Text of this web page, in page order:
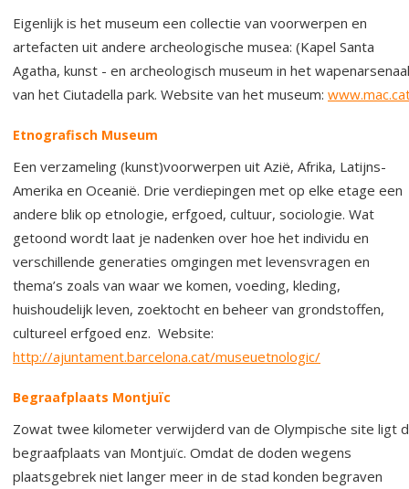
Eigenlijk is het museum een collectie van voorwerpen en
artefacten uit andere archeologische musea: (Kapel Santa
Agatha, kunst - en archeologisch museum in het wapenarsenaal
van het Ciutadella park. Website van het museum:
Etnografisch Museum
Een verzameling (kunst)voorwerpen uit Azië, Afrika, Latijns-
Amerika en Oceanië. Drie verdiepingen met op elke etage een
andere blik op etnologie, erfgoed, cultuur, sociologie. Wat
getoond wordt laat je nadenken over hoe het individu en
verschillende generaties omgingen met levensvragen en
thema’s zoals van waar we komen, voeding, kleding,
huishoudelijk leven, zoektocht en beheer van grondstoffen,
cultureel erfgoed enz. Website:
http://ajuntament.barcelona.cat/museuetnologic/
Begraafplaats Montjuïc
Zowat twee kilometer verwijderd van de Olympische site ligt
begraafplaats van Montjuïc. Omdat de doden wegens
plaatsgebrek niet langer meer in de stad konden begraven